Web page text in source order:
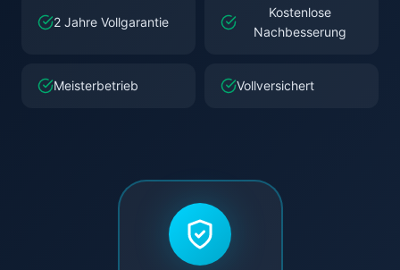
2 Jahre Vollgarantie
Kostenlose
Nachbesserung
Meisterbetrieb Vollversichert